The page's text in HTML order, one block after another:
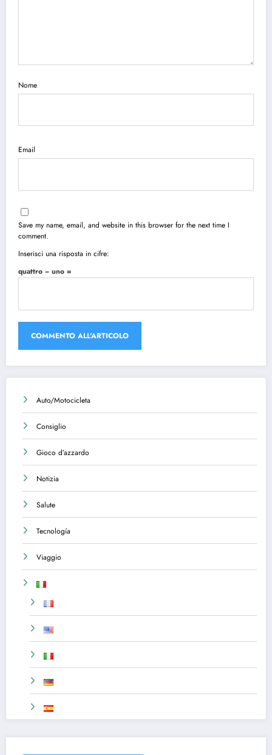
Nome
Email
Save my name, email, and website in this browser for the next time I
comment.
Inserisci una risposta in cifre:
quattro − uno =
Auto/Motocicleta
Consiglio
Gioco d’azzardo
Notizia
Salute
Tecnología
Viaggio